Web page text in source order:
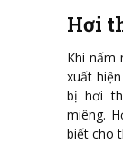
Hơi
Khi nấm
xuất
bị hơi
miêng.
biết cho